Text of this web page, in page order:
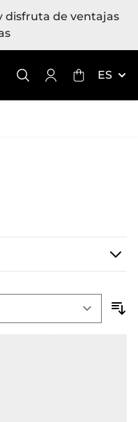
disfruta de ventajas
Toggle
ES